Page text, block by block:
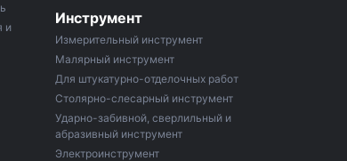
и
Инструмент
Измерительный инструмент
Малярный инструмент
Для штукатурно-отделочных работ
Столярно-слесарный инструмент
Ударно-забивной, сверлильный и
абразивный инструмент
Электроинструмент